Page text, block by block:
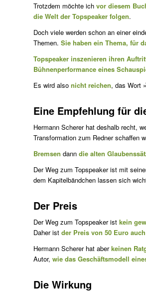
Trotzdem möchte ich vor diesem
die Welt der Topspeaker folgen.
Doch viele werden schon an einer
Themen. Sie haben ein Thema, für
Topspeaker inszenieren ihren
Bühnenperformance eines
Es wird also nicht reichen, das Wort
Eine Empfehlung für
Hermann Scherer hat deshalb recht,
Transformation zum Redner schaffen
Bremsen dann die alten
Der Weg zum Topspeaker ist mit
dem Kapitelbändchen lassen sich
Der Preis
Der Weg zum Topspeaker ist kein
Daher ist der Preis von 50 Euro
Hermann Scherer hat aberkeinen
Autor, wie das Geschäftsmodell
Die Wirkung